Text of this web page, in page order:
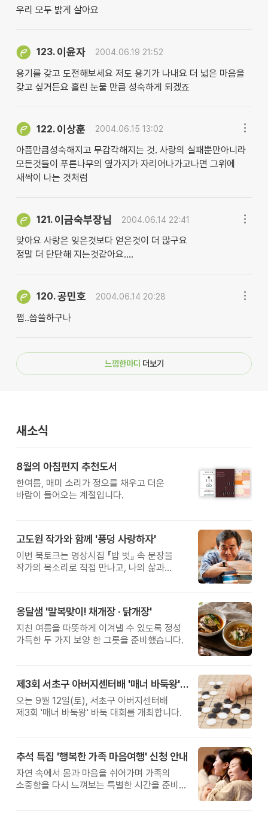
우리 모두 밝게 살아요
123. 이윤자 2004.06.19 21:52
용기를 갖고 도전해보세요 저도 용기가 나내요 더 넓은 마음을
갖고 싶거든요 흘린 눈물 만큼 성숙하게 되겠죠
122. 이상훈 2004.06.15 13:02
아픔만큼성숙해지고 무감각해지는 것. 사랑의 실패뿐만아니라
모든것들이 푸른나무의 옆가지가 자리어나가고나면 그위에
새싹이 나는 것처럼
121. 이금숙부장님 2004.06.14 22:41
맞아요 사랑은 잊은것보다 얻은것이 더 많구요
정말 더 단단해 지는것같아요....
120.공민호 2004.06.14 20:28
쩝..씁쓸하구나
느낌한마디 더보기
새소식
8월의 아침편지 추천도서
한여름, 매미 소리가 정오를 채우고 더운
바람이 들어오는 계절입니다.
고도원 작가와 함께 '풍덩 사랑하자'
이번 북토크는 명상시집 『밥 벗』 속 문장을
작가의 목소리로 직접 만나고, 나의 삶과
옹달샘 '말복맞이! 채개장 · 닭개장'
지친 여름을 따뜻하게 이겨낼 수 있도록 정성
가득한 두 가지 보양 한 그릇을 준비했습니다.
제3회 서초구 아버지센터배 '매너 바둑왕' 대회
오는 9월 12일(토), 서초구 아버지센터배
제3회 '매너 바둑왕' 바둑 대회를 개최합니다.
추석 특집 '행복한 가족 마음여행' 신청 안내
자연 속에서 몸과 마음을 쉬어가며 가족의
소중함을 다시 느껴보는 특별한 시간을 준비해